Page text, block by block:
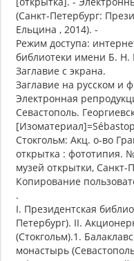
(Санкт-Петербург:
Ельцина , 2014). -
Режим доступа:
библиотеки имени Б. Н.
Заглавие с экрана.
Заглавие на русском и
Электронная
Севастополь.
Стокгольм: Акц. о-во
открытка : фототипия.
музей открытки, Санкт-
Копирование
.
I. Президентская
Петербург). II.
(Стокгольм).1.
монастырь